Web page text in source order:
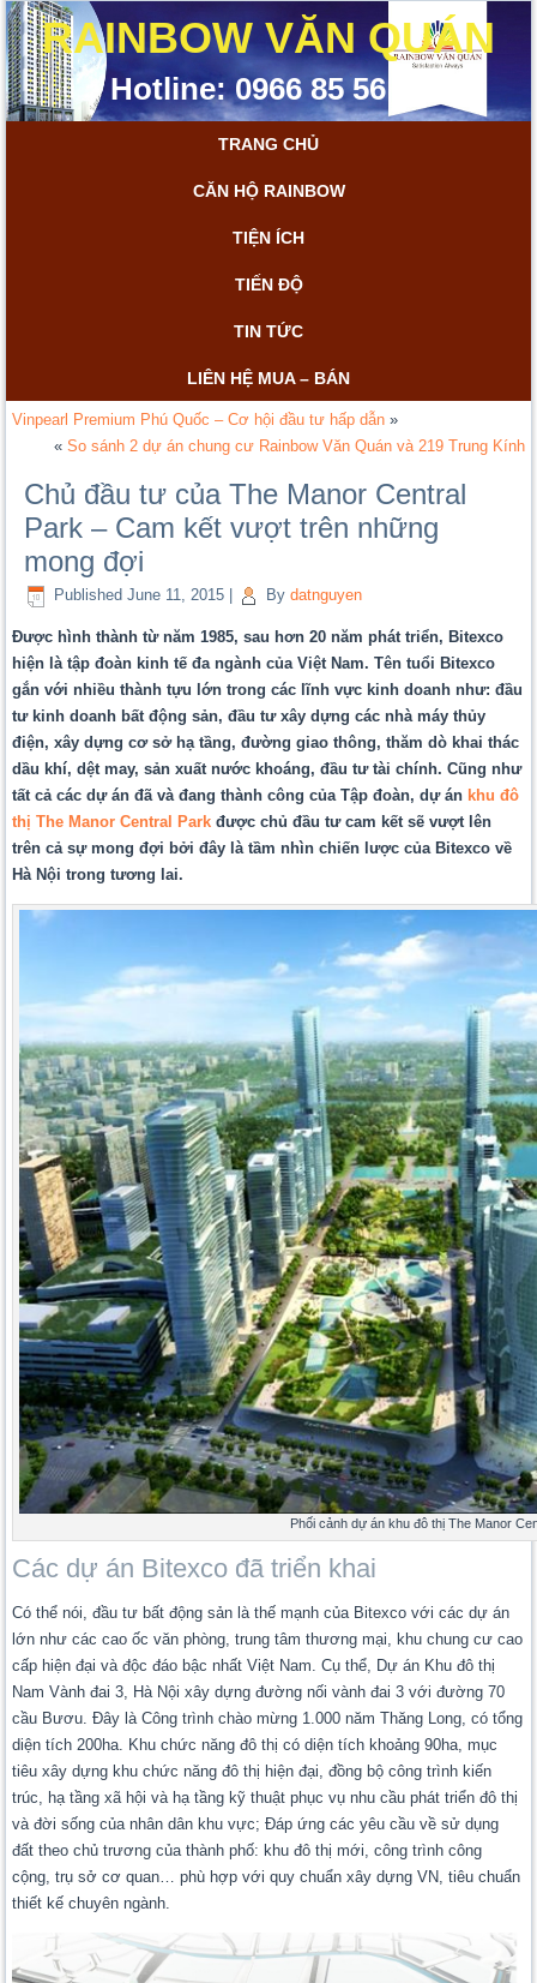
RAINBOW VĂN QUÁN
Hotline: 0966 85 56 85
TRANG CHỦ
CĂN HỘ RAINBOW
TIỆN ÍCH
TIẾN ĐỘ
TIN TỨC
LIÊN HỆ MUA – BÁN
Vinpearl Premium Phú Quốc – Cơ hội đầu tư hấp dẫn »
« So sánh 2 dự án chung cư Rainbow Văn Quán và 219 Trung Kính
Chủ đầu tư của The Manor Central
Park – Cam kết vượt trên những
mong đợi
Published June 11, 2015 By datnguyen
Được hình thành từ năm 1985, sau hơn 20 năm phát triển, Bitexco
hiện là tập đoàn kinh tế đa ngành của Việt Nam. Tên tuổi Bitexco
gắn với nhiều thành tựu lớn trong các lĩnh vực kinh doanh như: đầu
tư kinh doanh bất động sản, đầu tư xây dựng các nhà máy thủy
điện, xây dựng cơ sở hạ tầng, đường giao thông, thăm dò khai thác
dầu khí, dệt may, sản xuất nước khoáng, đầu tư tài chính. Cũng như
tất cả các dự án đã và đang thành công của Tập đoàn, dự án khu đô
thị The Manor Central Park được chủ đầu tư cam kết sẽ vượt lên
trên cả sự mong đợi bởi đây là tầm nhìn chiến lược của Bitexco về
Hà Nội trong tương lai.
Phối cảnh dự án khu đô thị The Manor
Các dự án Bitexco đã triển khai
Có thể nói, đầu tư bất động sản là thế mạnh của Bitexco với các dự án
lớn như các cao ốc văn phòng, trung tâm thương mại, khu chung cư cao
cấp hiện đại và độc đáo bậc nhất Việt Nam. Cụ thể, Dự án Khu đô thị
Nam Vành đai 3, Hà Nội xây dựng đường nối vành đai 3 với đường 70
cầu Bươu. Đây là Công trình chào mừng 1.000 năm Thăng Long, có tổng
diện tích 200ha. Khu chức năng đô thị có diện tích khoảng 90ha, mục
tiêu xây dựng khu chức năng đô thị hiện đại, đồng bộ công trình kiến
trúc, hạ tầng xã hội và hạ tầng kỹ thuật phục vụ nhu cầu phát triển đô thị
và đời sống của nhân dân khu vực; Đáp ứng các yêu cầu về sử dụng
đất theo chủ trương của thành phố: khu đô thị mới, công trình công
cộng, trụ sở cơ quan… phù hợp với quy chuẩn xây dựng VN, tiêu chuẩn
thiết kế chuyên ngành.